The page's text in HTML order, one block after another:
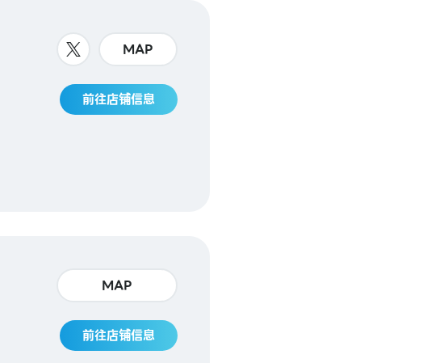
MAP
前往店铺信息
MAP
前往店铺信息